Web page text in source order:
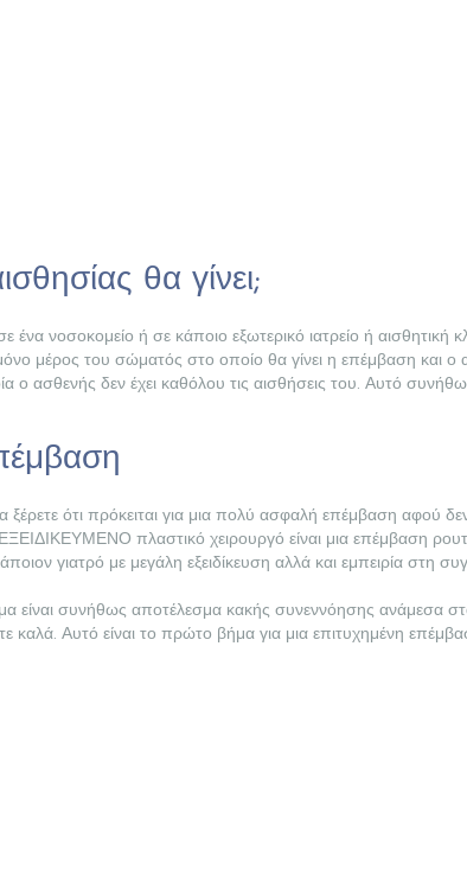
θα γίνει;
ένα νοσοκομείο ή σε κάποιο εξωτερικό ιατρείο ή
μέρος του σώματός στο οποίο θα γίνει η επέμβαση και ο
ο ασθενής δεν έχει καθόλου τις αισθήσεις του. Αυτό
ξέρετε ότι πρόκειται για μια πολύ ασφαλή επέμβαση αφού
πλαστικό χειρουργό είναι μια επέμβαση
γιατρό με μεγάλη εξειδίκευση αλλά και εμπειρία στη
συνήθως αποτέλεσμα κακής συνεννόησης ανάμεσα
καλά. Αυτό είναι το πρώτο βήμα για μια επιτυχημένη